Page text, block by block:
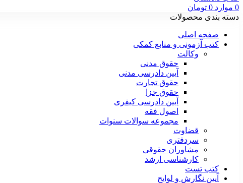
0 موارد 0 تومان
دسته بندی محصولات
صفحه اصلی
کتب آزمونی و منابع کمکی
وکالت
حقوق مدنی
آیین دادرسی مدنی
حقوق تجارت
حقوق جزا
آیین دادرسی کیفری
اصول فقه
مجموعه سوالات سنوات
قضاوت
سردفتری
مشاوران حقوقی
کارشناسی ارشد
کتب تست
آیین نگارش و لوایح